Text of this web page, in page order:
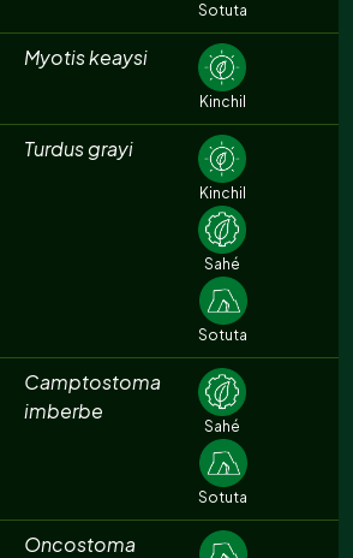
Sotuta
Myotis keaysi
Kinchil
Turdus grayi
Kinchil
Sahé
Sotuta
Camptostoma
imberbe
Sahé
Sotuta
Oncostoma